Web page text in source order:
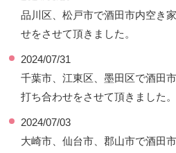
品川区、松戸市で酒田市内空き
せをさせて頂きました。
2024/07/31
千葉市、江東区、墨田区で酒田
打ち合わせをさせて頂きました。
2024/07/03
大崎市、仙台市、郡山市で酒田